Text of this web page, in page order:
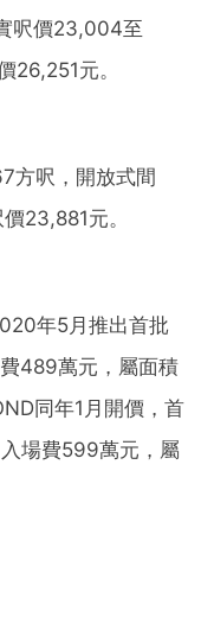
呎價23,004至
26,251元。
方呎，開放式間
23,881元。
年5月推出首批
489萬元，屬面積
同年1月開價，首
場費599萬元，屬